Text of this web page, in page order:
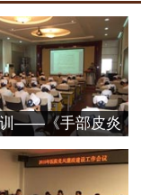
训——《手部皮炎
的